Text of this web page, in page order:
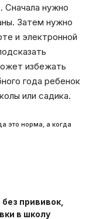
Сначала нужно
Затем нужно
и электронной
избежать
года ребенок
или садика.
это норма, а когда
прививок
в школу